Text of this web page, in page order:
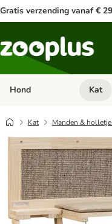
Gratis verzending vanaf € 29
Hond Open
Kat
Kat Manden &